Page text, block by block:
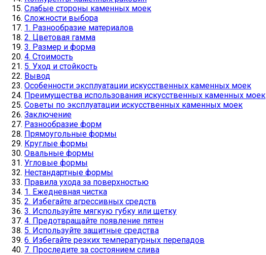
Слабые стороны каменных моек
Сложности выбора
1. Разнообразие материалов
2. Цветовая гамма
3. Размер и форма
4. Стоимость
5. Уход и стойкость
Вывод
Особенности эксплуатации искусственных каменных моек
Преимущества использования искусственных каменных моек
Советы по эксплуатации искусственных каменных моек
Заключение
Разнообразие форм
Прямоугольные формы
Круглые формы
Овальные формы
Угловые формы
Нестандартные формы
Правила ухода за поверхностью
1. Ежедневная чистка
2. Избегайте агрессивных средств
3. Используйте мягкую губку или щетку
4. Предотвращайте появление пятен
5. Используйте защитные средства
6. Избегайте резких температурных перепадов
7. Проследите за состоянием слива